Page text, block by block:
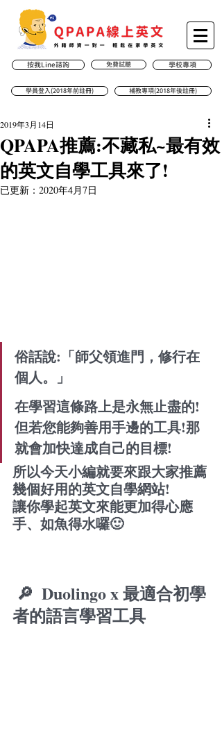
按我Line諮詢 免費試聽 學校專項
學員登入(2018年前註冊) 補教專項(2018年後註冊)
QPAPA推薦:不藏私~最有效
的英文自學工具來了!
2019年3月14日
已更新： 2020年4月7日
俗話說:「師父領進門，修行在
個人。」
在學習這條路上是永無止盡的!
但若您能夠善用手邊的工具!那
就會加快達成自己的目標!
所以今天小編就要來跟大家推薦
幾個好用的英文自學網站!
讓你學起英文來能更加得心應
手、如魚得水囉🙂
🔎 Duolingo x 最適合初學
者的語言學習工具